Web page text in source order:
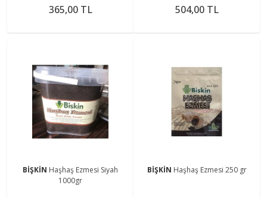
365,00 TL 504,00 TL
BİŞKİN Haşhaş Ezmesi Siyah
1000gr
BİŞKİN Haşhaş Ezmesi 250 gr